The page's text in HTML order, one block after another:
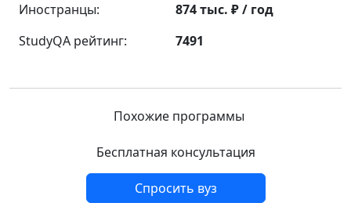
Иностранцы:
874 тыс. ₽ / год
StudyQA рейтинг:
7491
Похожие программы
Бесплатная консультация
Спросить вуз